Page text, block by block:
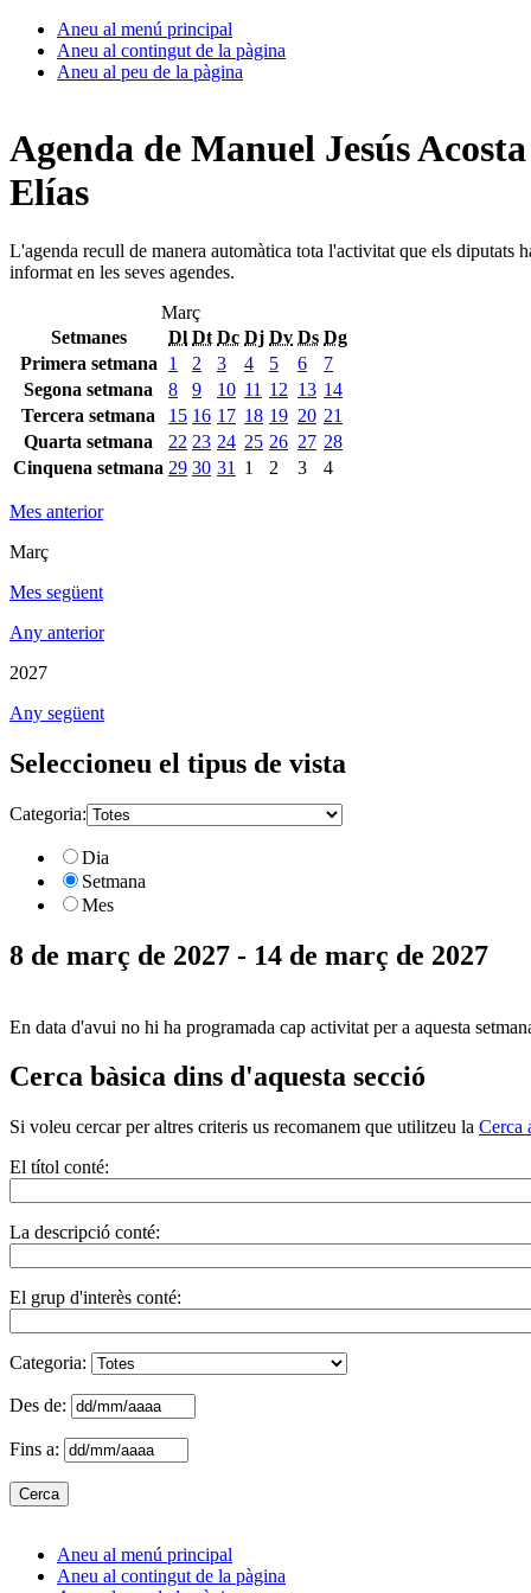
Aneu al menú principal
Aneu al contingut de la pàgina
Aneu al peu de la pàgina
Agenda de Manuel Jesús Acosta
Elías
L'agenda recull de manera automàtica tota l'activitat que els diputats
informat en les seves agendes.
Març
Setmanes
Dl Dt Dc Dj Dv Ds Dg
Primera setmana
1 2 3 4 5 6
7
Segona setmana
8 9 10 11 12 13 14
Tercera setmana
15 16 17 18 19 20 21
Quarta setmana
22 23 24 25 26 27 28
Cinquena setmana 29 30 31 1 2 3 4
Mes anterior
Març
Mes següent
Any anterior
2027
Any següent
Seleccioneu el tipus de vista
Categoria:
Dia
Setmana
Mes
8 de març de 2027 - 14 de març de 2027
En data d'avui no hi ha programada cap activitat per a aquesta
Cerca bàsica dins d'aquesta secció
Si voleu cercar per altres criteris us recomanem que utilitzeu la Cerca
El títol conté:
La descripció conté:
El grup d'interès conté:
Categoria:
Des de:
Fins a:
Aneu al menú principal
Aneu al contingut de la pàgina